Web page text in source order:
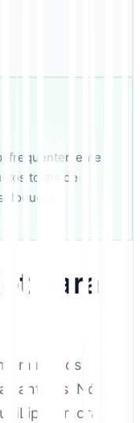
frequentemente
totais de
para
muitos
antigas. Nós
demora